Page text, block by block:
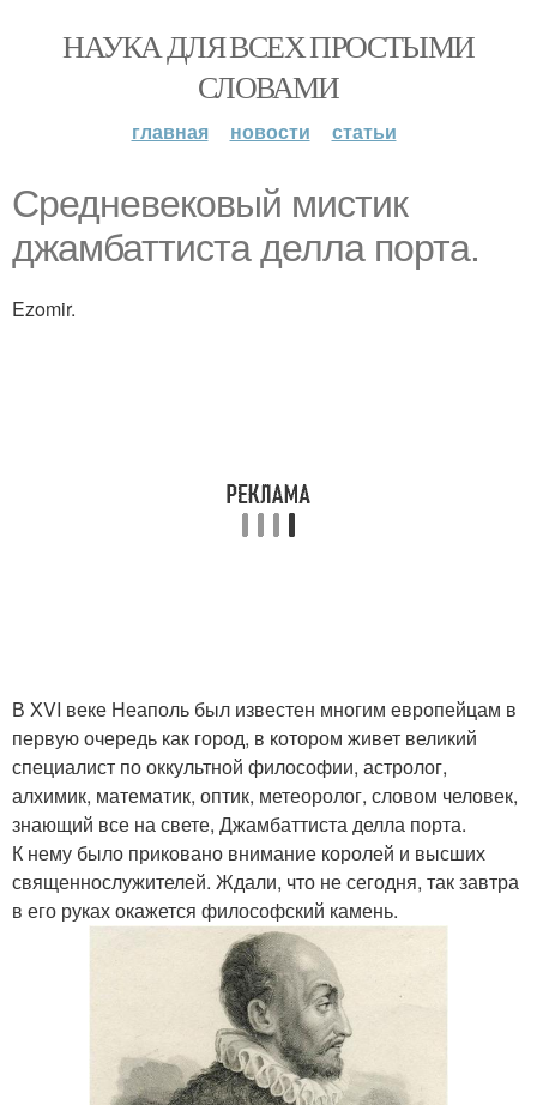
НАУКА ДЛЯ ВСЕХ ПРОСТЫМИ
СЛОВАМИ
главная новости статьи
Средневековый мистик
джамбаттиста делла порта.
Ezomir.
В XVI веке Неаполь был известен многим европейцам в
первую очередь как город, в котором живет великий
специалист по оккультной философии, астролог,
алхимик, математик, оптик, метеоролог, словом человек,
знающий все на свете, Джамбаттиста делла порта.
К нему было приковано внимание королей и высших
священнослужителей. Ждали, что не сегодня, так завтра
в его руках окажется философский камень.